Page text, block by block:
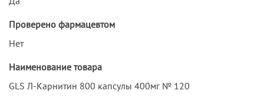
Проверено фармацевтом
Нет
Наименование товара
GLS Л-Карнитин 800 капсулы 400мг № 120